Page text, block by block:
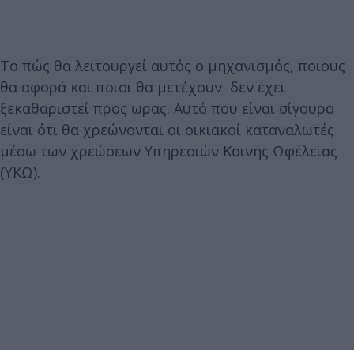
Το πώς θα λειτουργεί αυτός ο μηχανισμός, ποιους
θα αφορά και ποιοι θα μετέχουν δεν έχει
ξεκαθαριστεί προς ωρας. Αυτό που είναι σίγουρο
είναι ότι θα χρεώνονται οι οικιακοί καταναλωτές
μέσω των χρεώσεων Υπηρεσιών Κοινής Ωφέλειας
(ΥΚΩ).